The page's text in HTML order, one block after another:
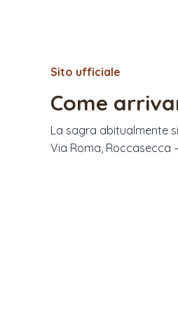
Sito ufficiale
Come
La sagra abitualmente
Via Roma, Roccasecca